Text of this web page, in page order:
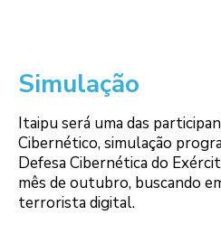
Simulação
Itaipu será uma das
Cibernético, simulação
Defesa Cibernética do
mês de outubro, buscando
terrorista digital.